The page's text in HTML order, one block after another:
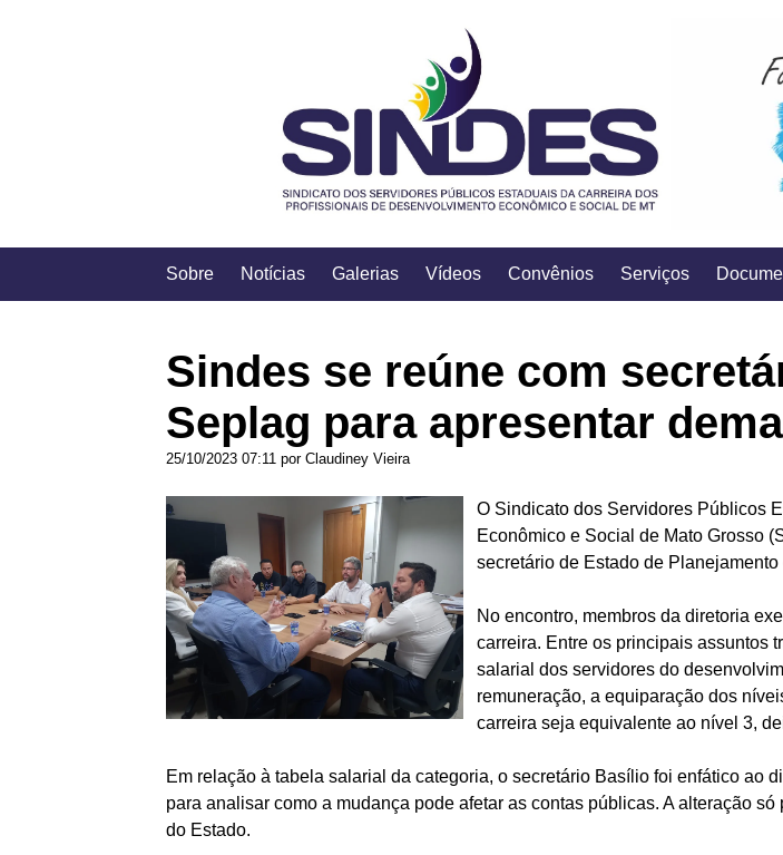
Sobre Notícias Galerias Vídeos Convênios Serviços
Sindes se reúne com
Seplag para apresentar
25/10/2023 07:11 por Claudiney Vieira
O Sindicato dos Servidores Públicos
Econômico e Social de Mato Grosso
secretário de Estado de
No encontro, membros da diretoria
carreira. Entre os principais assuntos
salarial dos servidores do
remuneração, a equiparação dos
carreira seja equivalente ao nível 3,
Em relação à tabela salarial da categoria, o secretário Basílio foi enfático ao
para analisar como a mudança pode afetar as contas públicas. A alteração
do Estado.